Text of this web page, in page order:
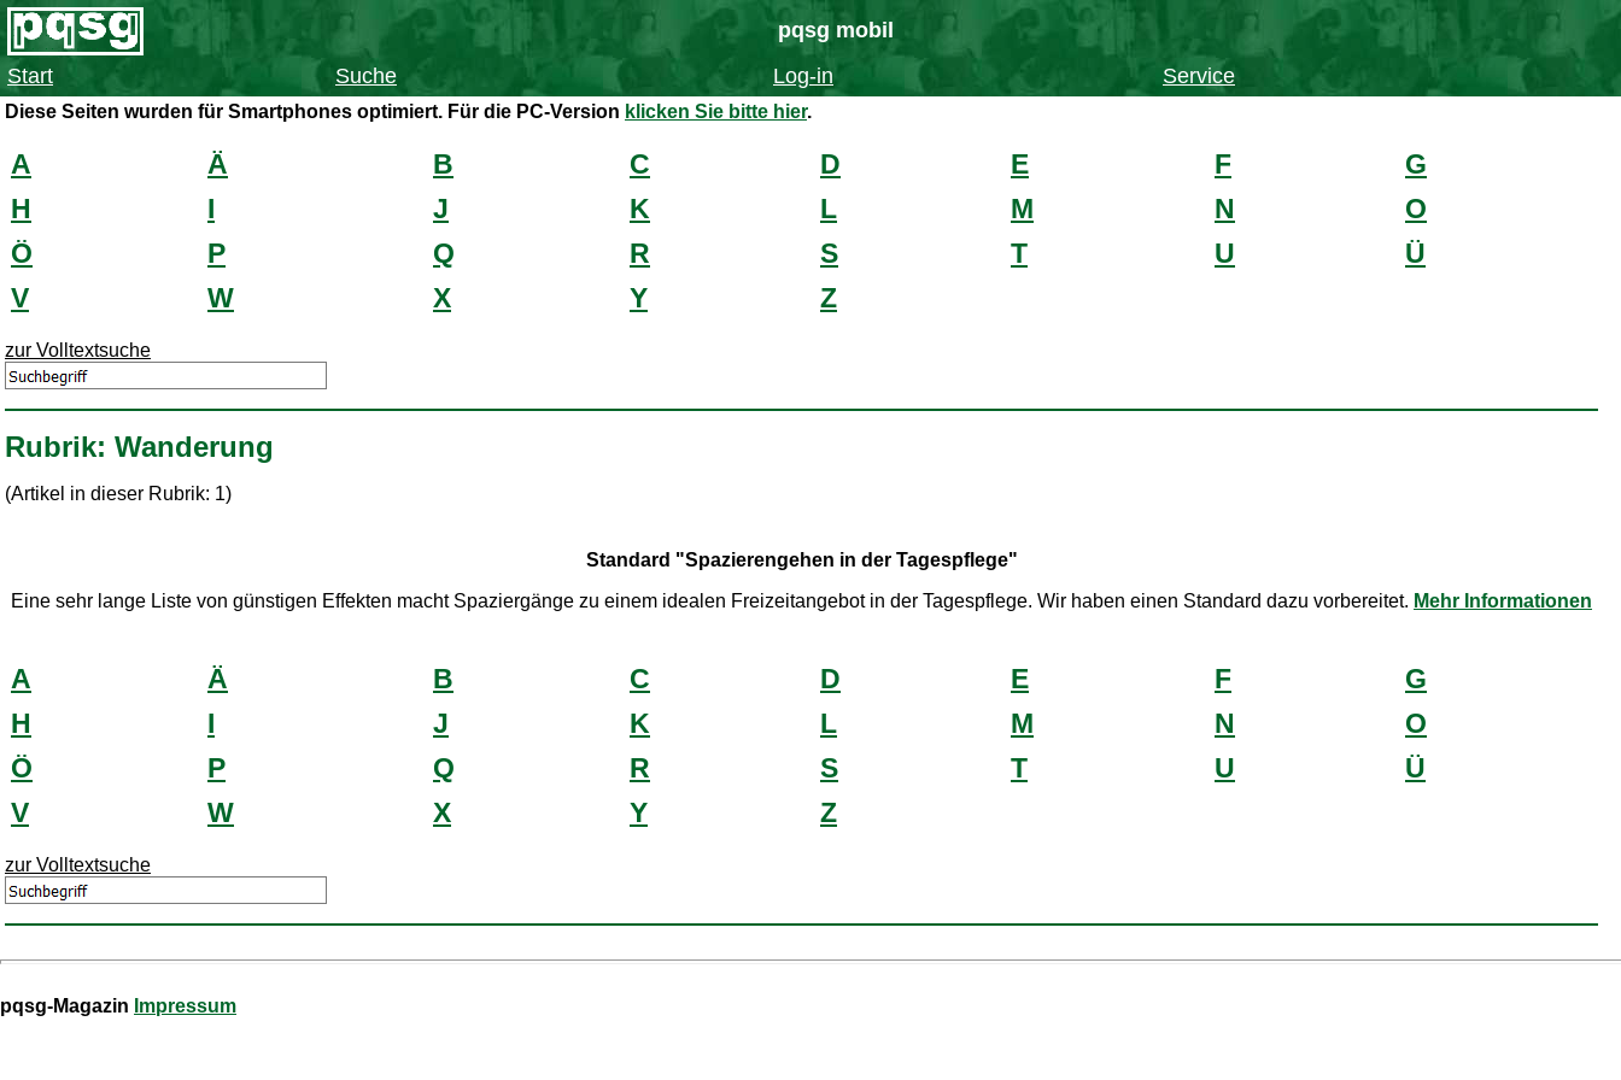
pqsg mobil
Start
Suche Log-in Service
Diese Seiten wurden für Smartphones optimiert. Für die PC-Version klicken Sie bitte hier.
A Ä B C D E F
G
H
I J K L M N
O
Ö
P Q R S T U
Ü
V
W X Y Z
zur Volltextsuche
Rubrik: Wanderung
(Artikel in dieser Rubrik: 1)
Standard "Spazierengehen in der Tagespflege"
Eine sehr lange Liste von günstigen Effekten macht Spaziergänge zu einem idealen Freizeitangebot in der Tagespflege. Wir haben einen Standard dazu vorbereitet. Mehr Informationen
A Ä B C D E F
G
H
I J K L M N
O
Ö
P Q R S T U
Ü
V
W X Y Z
zur Volltextsuche
pqsg-Magazin Impressum